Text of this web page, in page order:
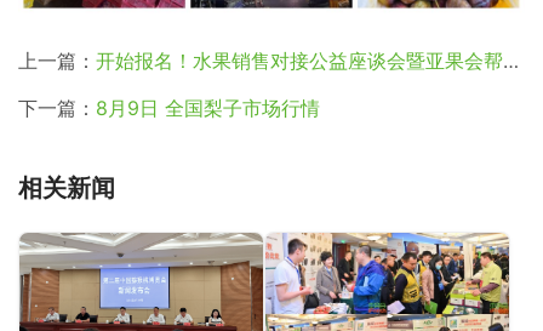
上一篇： 开始报名！水果销售对接公益座谈会暨亚果会帮卖巡讲——济南堤口果品批发市场站即将举办
下一篇： 8月9日 全国梨子市场行情
相关新闻